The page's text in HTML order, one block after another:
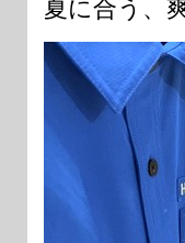
夏に合う、